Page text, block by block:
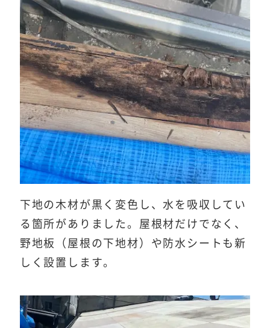
下地の木材が黒く変色し、水を吸収してい
る箇所がありました。屋根材だけでなく、
野地板（屋根の下地材）や防水シートも新
しく設置します。